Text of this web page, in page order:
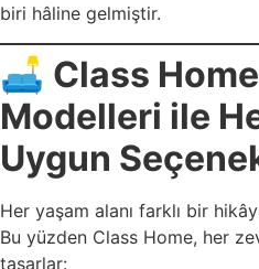
biri hâline gelmiştir.
🛋️ Class
Modelleri ile
Uygun
Her yaşam alanı farklı bir
Bu yüzden Class Home, her
tasarlar: